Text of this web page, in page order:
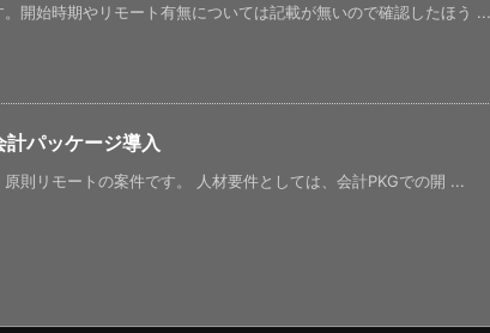
開始時期やリモート有無については記載が無いので確認したほう ...
計パッケージ導入
原則リモートの案件です。 人材要件としては、会計PKGでの開 ...